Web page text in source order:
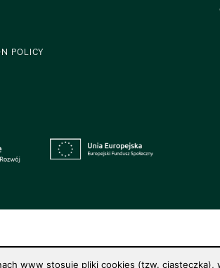
POLICY
www stosuje pliki cookies (tzw.